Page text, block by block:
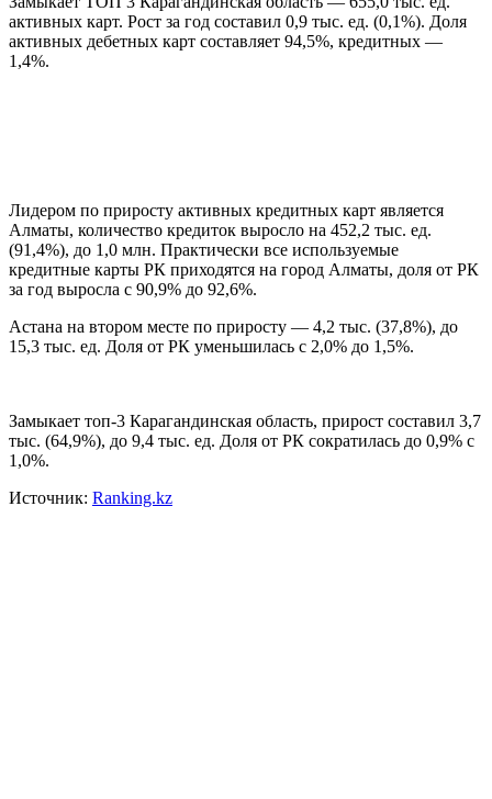
активных карт. Рост за год составил 0,9 тыс. ед. (0,1%). Доля
активных дебетных карт составляет 94,5%, кредитных —
1,4%.
Лидером по приросту активных кредитных карт является
Алматы, количество кредиток выросло на 452,2 тыс. ед.
(91,4%), до 1,0 млн. Практически все используемые
кредитные карты РК приходятся на город Алматы, доля от РК
за год выросла с 90,9% до 92,6%.
Астана на втором месте по приросту — 4,2 тыс. (37,8%), до
15,3 тыс. ед. Доля от РК уменьшилась с 2,0% до 1,5%.
Замыкает топ-3 Карагандинская область, прирост составил 3,7
тыс. (64,9%), до 9,4 тыс. ед. Доля от РК сократилась до 0,9% с
1,0%.
Источник: Ranking.kz